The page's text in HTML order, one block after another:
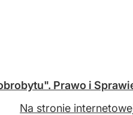
Prawo i
Na stronie